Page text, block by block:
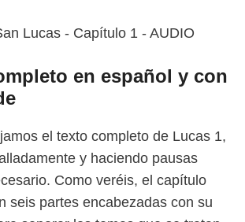
Lucas - Capítulo 1 - AUDIO
en español y con
el texto completo de Lucas 1,
y haciendo pausas
Como veréis, el capítulo
seis partes encabezadas con su